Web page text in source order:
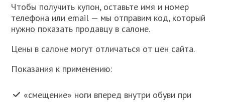
Чтобы получить купон, оставьте имя и номер
телефона или email — мы отправим код, который
нужно показать продавцу в салоне.
Цены в салоне могут отличаться от цен сайта.
Показания к применению:
«смещение» ноги вперед внутри обуви при